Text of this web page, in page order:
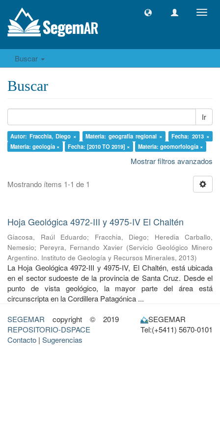
Buscar
Buscar
Ir
Autor: Fracchia, Diego × Materia: geografía regional ×
Fecha: 2013 ×
Materia: geología ×
Fecha: [2010 TO 2019] × Materia: geomorfología ×
Mostrar filtros avanzados
Mostrando ítems 1-1 de 1
Hoja Geológica 4972-III y 4975-IV El Chaltén
Giacosa, Raúl Eduardo; Fracchia, Diego; Heredia Carballo,
Nemesio; Pereyra, Fernando Xavier (Servicio Geológico Minero
Argentino. Instituto de Geología y Recursos Minerales, 2013)
La Hoja Geológica 4972-III y 4975-IV, El Chaltén, está ubicada
en el sector sudoeste de la provincia de Santa Cruz. Desde el
punto de vista geológico, la mayor parte del área está
circunscripta en la Cordillera Patagónica ...
SEGEMAR copyright © 2019
REPOSITORIO-DSPACE
Contacto | Sugerencias
SEGEMAR
Tel:(+5411) 5670-0101